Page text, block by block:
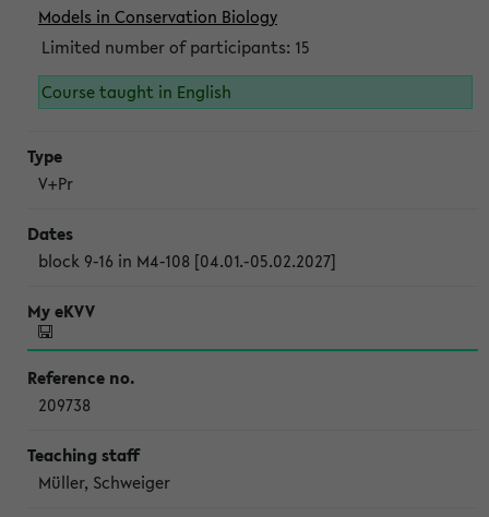
Models in Conservation Biology
Limited number of participants: 15
Course taught in English
V+Pr
block 9-16 in M4-108 [04.01.-05.02.2027]
209738
Müller, Schweiger